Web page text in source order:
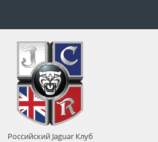
Российский Jaguar Клуб